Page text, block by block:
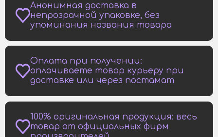
Анонимная доставка в
непрозрачной упаковке, без
упоминания названия товара
Оплата при получении:
оплачиваете товар курьеру при
доставке или через постамат
100% оригинальная продукция: весь
товар от официальных фирм